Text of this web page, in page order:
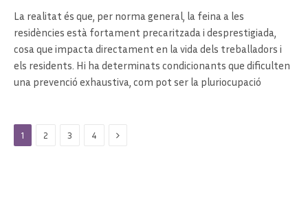
La realitat és que, per norma general, la feina a les
residències està fortament precaritzada i desprestigiada,
cosa que impacta directament en la vida dels treballadors i
els residents. Hi ha determinats condicionants que dificulten
una prevenció exhaustiva, com pot ser la pluriocupació
1 2 3 4 Next